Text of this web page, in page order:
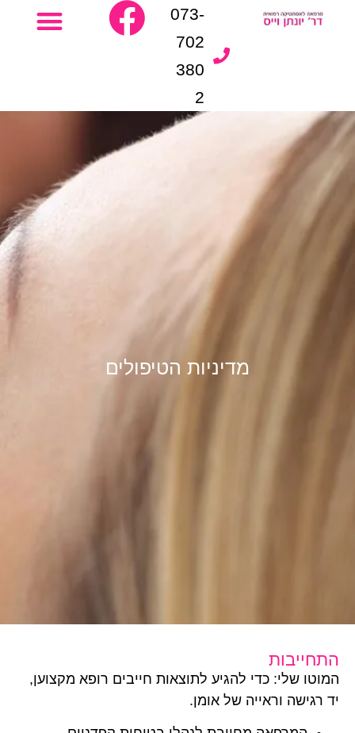
073-
702
380
2
מדיניות הטיפולים
התחייבות
המוטו שלי: כדי להגיע לתוצאות חייבים רופא מקצוען,
יד רגישה וראייה של אומן.